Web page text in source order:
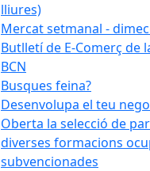
lliures)
Mercat setmanal -
Butlletí de E-Comerç de
BCN
Busques feina?
Desenvolupa el teu
Oberta la selecció de
diverses formacions
subvencionades